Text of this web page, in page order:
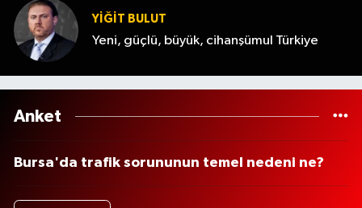
YİĞİT BULUT
Yeni, güçlü, büyük, cihanşümul Türkiye
Anket
Bursa'da trafik sorununun temel nedeni ne?